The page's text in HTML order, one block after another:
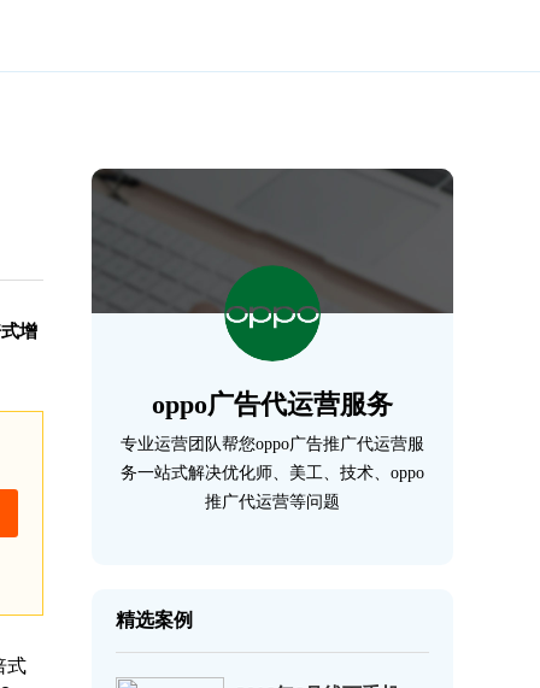
增
式
oppo广告代运营服务
专业运营团队帮您oppo广告推广代运营服
务一站式解决优化师、美工、技术、oppo
推广代运营等问题
精选案例